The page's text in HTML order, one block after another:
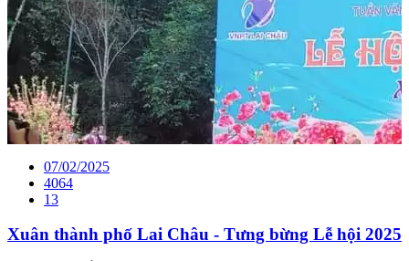
07/02/2025
4064
13
Xuân thành phố Lai Châu - Tưng bừng Lễ hội 2025